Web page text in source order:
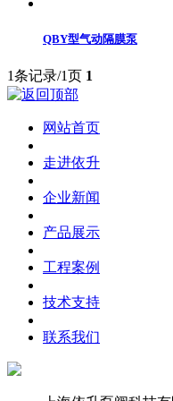
QBY型气动隔膜泵
1条记录/1页 1
网站首页
走进依升
企业新闻
产品展示
工程案例
技术支持
联系我们